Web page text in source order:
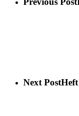
Next Post